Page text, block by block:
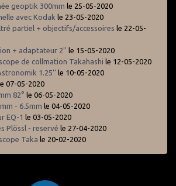
geoptik 300mm le 25-05-2020
avec Kodak le 23-05-2020
partiel + objectifs/accessoires le 22-05-
+ adaptateur 2'' le 15-05-2020
de collmation Takahashi le 12-05-2020
1.25'' le 10-05-2020
le 07-05-2020
82° le 06-05-2020
- 6.5mm le 04-05-2020
EQ-1 le 03-05-2020
Plössl - reservé le 27-04-2020
Taka le 20-02-2020